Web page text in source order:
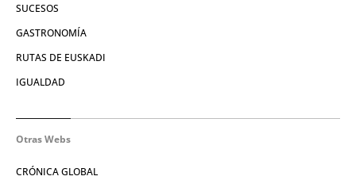
SUCESOS
GASTRONOMÍA
RUTAS DE EUSKADI
IGUALDAD
Otras Webs
CRÓNICA GLOBAL